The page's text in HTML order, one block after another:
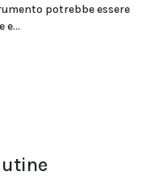
potrebbe essere
e...